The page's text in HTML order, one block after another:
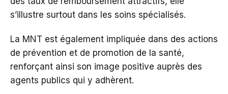
s’illustre surtout dans les soins spécialisés.
La MNT est également impliquée dans des actions
de prévention et de promotion de la santé,
renforçant ainsi son image positive auprès des
agents publics qui y adhèrent.